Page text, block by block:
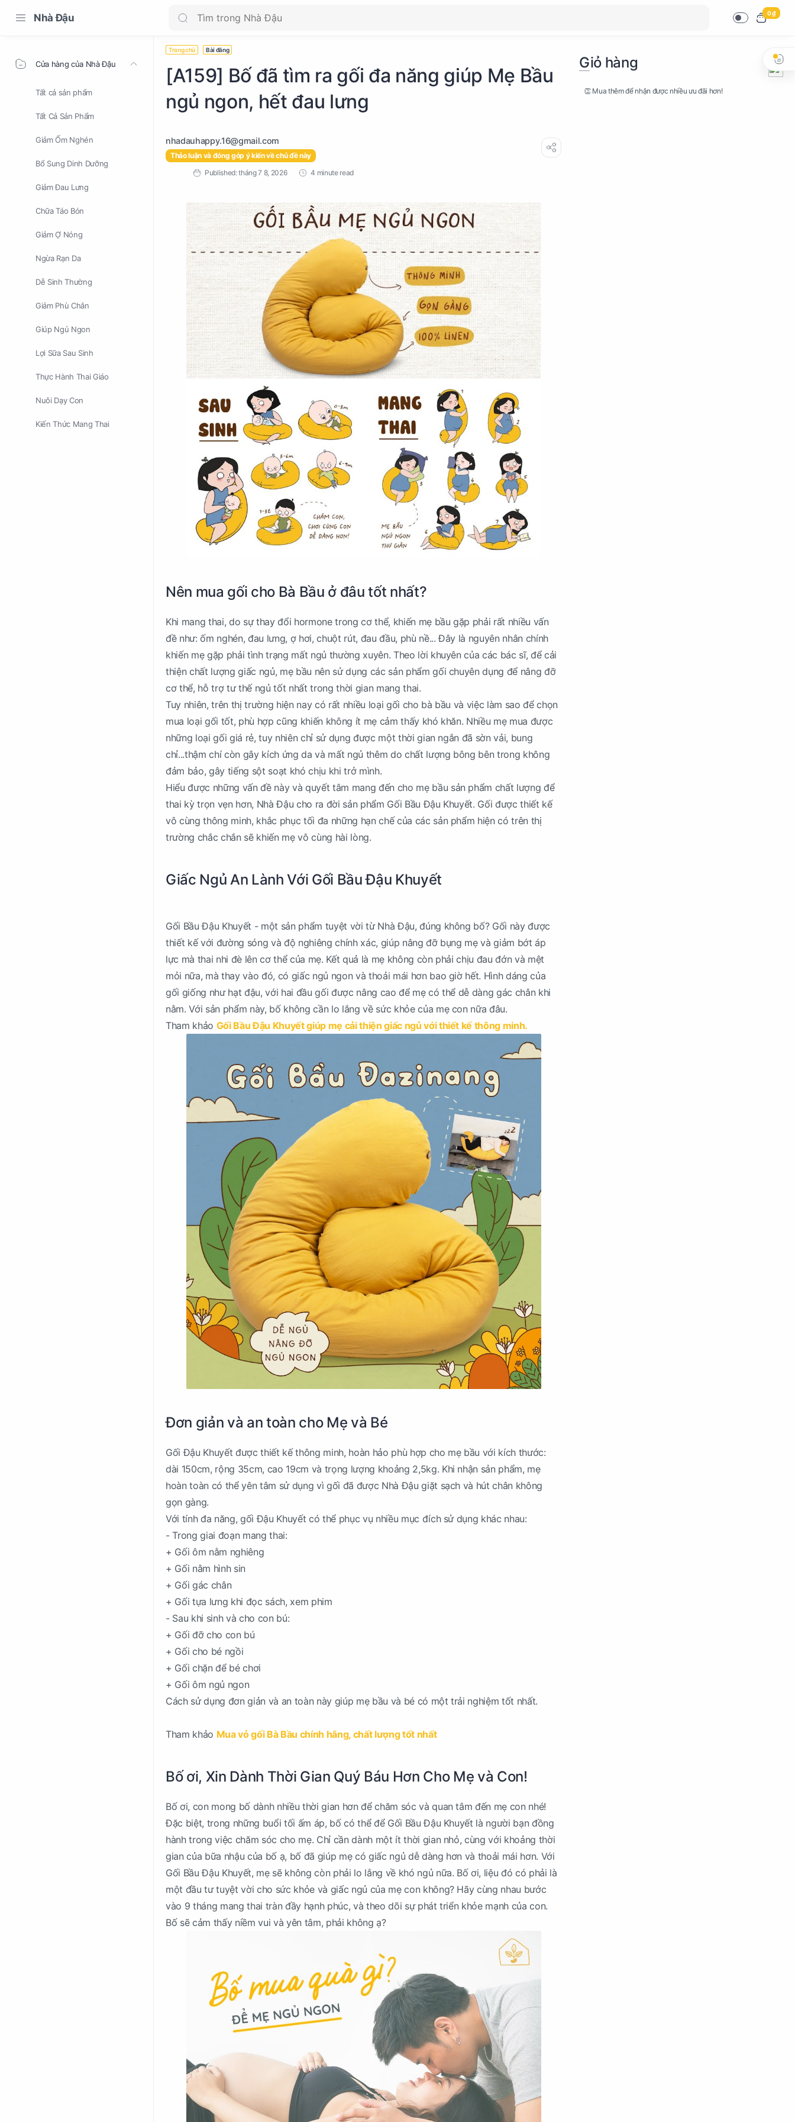
Nhà Đậu 0 ₫
Cửa hàng của Nhà Đậu
Tất cả sản phẩm
Tất Cả Sản Phẩm
Giảm Ốm Nghén
Bổ Sung Dinh Dưỡng
Giảm Đau Lưng
Chữa Táo Bón
Giảm Ợ Nóng
Ngừa Rạn Da
Dễ Sinh Thường
Giảm Phù Chân
Giúp Ngủ Ngon
Lợi Sữa Sau Sinh
Thực Hành Thai Giáo
Nuôi Dạy Con
Kiến Thức Mang Thai
Trang chủ Bài đăng
[A159] Bố đã tìm ra gối đa năng giúp Mẹ Bầu
ngủ ngon, hết đau lưng
Thảo luận và đóng góp ý kiến về chủ đề này
4 minute read
Nên mua gối cho Bà Bầu ở đâu tốt nhất?
Khi mang thai, do sự thay đổi hormone trong cơ thể, khiến mẹ bầu gặp phải rất nhiều vấn
đề như: ốm nghén, đau lưng, ợ hơi, chuột rút, đau đầu, phù nề... Đây là nguyên nhân chính
khiến mẹ gặp phải tình trạng mất ngủ thường xuyên. Theo lời khuyên của các bác sĩ, để cải
thiện chất lượng giấc ngủ, mẹ bầu nên sử dụng các sản phẩm gối chuyên dụng để nâng đỡ
cơ thể, hỗ trợ tư thế ngủ tốt nhất trong thời gian mang thai.
Tuy nhiên, trên thị trường hiện nay có rất nhiều loại gối cho bà bầu và việc làm sao để chọn
mua loại gối tốt, phù hợp cũng khiến không ít mẹ cảm thấy khó khăn. Nhiều mẹ mua được
những loại gối giá rẻ, tuy nhiên chỉ sử dụng được một thời gian ngắn đã sờn vải, bung
chỉ...thậm chí còn gây kích ứng da và mất ngủ thêm do chất lượng bông bên trong không
đảm bảo, gây tiếng sột soạt khó chịu khi trở mình.
Hiểu được những vấn đề này và quyết tâm mang đến cho mẹ bầu sản phẩm chất lượng để
thai kỳ trọn vẹn hơn, Nhà Đậu cho ra đời sản phẩm Gối Bầu Đậu Khuyết. Gối được thiết kế
vô cùng thông minh, khắc phục tối đa những hạn chế của các sản phẩm hiện có trên thị
trường chắc chắn sẽ khiến mẹ vô cùng hài lòng.
Giấc Ngủ An Lành Với Gối Bầu Đậu Khuyết
Gối Bầu Đậu Khuyết - một sản phẩm tuyệt vời từ Nhà Đậu, đúng không bố? Gối này được
thiết kế với đường sóng và độ nghiêng chính xác, giúp nâng đỡ bụng mẹ và giảm bớt áp
lực mà thai nhi đè lên cơ thể của mẹ. Kết quả là mẹ không còn phải chịu đau đớn và mệt
mỏi nữa, mà thay vào đó, có giấc ngủ ngon và thoải mái hơn bao giờ hết. Hình dáng của
gối giống như hạt đậu, với hai đầu gối được nâng cao để mẹ có thể dễ dàng gác chân khi
nằm. Với sản phẩm này, bố không cần lo lắng về sức khỏe của mẹ con nữa đâu.
Tham khảo Gối Bầu Đậu Khuyết giúp mẹ cải thiện giấc ngủ với thiết kế thông minh.
Đơn giản và an toàn cho Mẹ và Bé
Gối Đậu Khuyết được thiết kế thông minh, hoàn hảo phù hợp cho mẹ bầu với kích thước:
dài 150cm, rộng 35cm, cao 19cm và trọng lượng khoảng 2,5kg. Khi nhận sản phẩm, mẹ
hoàn toàn có thể yên tâm sử dụng vì gối đã được Nhà Đậu giặt sạch và hút chân không
gọn gàng.
Với tính đa năng, gối Đậu Khuyết có thể phục vụ nhiều mục đích sử dụng khác nhau:
- Trong giai đoạn mang thai:
+ Gối ôm nằm nghiêng
+ Gối nằm hình sin
+ Gối gác chân
+ Gối tựa lưng khi đọc sách, xem phim
- Sau khi sinh và cho con bú:
+ Gối đỡ cho con bú
+ Gối cho bé ngồi
+ Gối chặn để bé chơi
+ Gối ôm ngủ ngon
Cách sử dụng đơn giản và an toàn này giúp mẹ bầu và bé có một trải nghiệm tốt nhất.
Tham khảo Mua vỏ gối Bà Bầu chính hãng, chất lượng tốt nhất
Bố ơi, Xin Dành Thời Gian Quý Báu Hơn Cho Mẹ và Con!
Bố ơi, con mong bố dành nhiều thời gian hơn để chăm sóc và quan tâm đến mẹ con nhé!
Đặc biệt, trong những buổi tối ấm áp, bố có thể để Gối Bầu Đậu Khuyết là người bạn đồng
hành trong việc chăm sóc cho mẹ. Chỉ cần dành một ít thời gian nhỏ, cùng với khoảng thời
gian của bữa nhậu của bố ạ, bố đã giúp mẹ có giấc ngủ dễ dàng hơn và thoải mái hơn. Với
Gối Bầu Đậu Khuyết, mẹ sẽ không còn phải lo lắng về khó ngủ nữa. Bố ơi, liệu đó có phải là
một đầu tư tuyệt vời cho sức khỏe và giấc ngủ của mẹ con không? Hãy cùng nhau bước
vào 9 tháng mang thai tràn đầy hạnh phúc, và theo dõi sự phát triển khỏe mạnh của con.
Bố sẽ cảm thấy niềm vui và yên tâm, phải không ạ?
Giỏ hàng
👏 Mua thêm để nhận được nhiều ưu đãi hơn!